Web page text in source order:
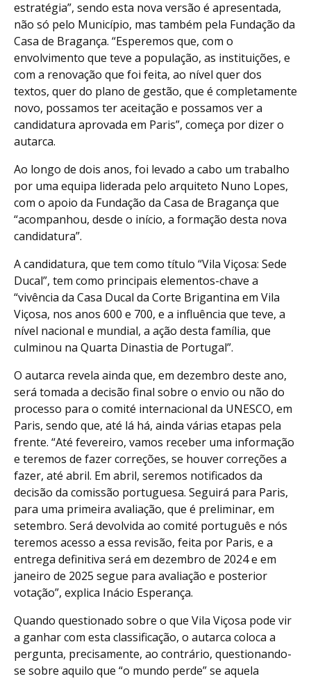
estratégia”, sendo esta nova versão é apresentada,
não só pelo Município, mas também pela Fundação da
Casa de Bragança. “Esperemos que, com o
envolvimento que teve a população, as instituições, e
com a renovação que foi feita, ao nível quer dos
textos, quer do plano de gestão, que é completamente
novo, possamos ter aceitação e possamos ver a
candidatura aprovada em Paris”, começa por dizer o
autarca.
Ao longo de dois anos, foi levado a cabo um trabalho
por uma equipa liderada pelo arquiteto Nuno Lopes,
com o apoio da Fundação da Casa de Bragança que
“acompanhou, desde o início, a formação desta nova
candidatura”.
A candidatura, que tem como título “Vila Viçosa: Sede
Ducal”, tem como principais elementos-chave a
“vivência da Casa Ducal da Corte Brigantina em Vila
Viçosa, nos anos 600 e 700, e a influência que teve, a
nível nacional e mundial, a ação desta família, que
culminou na Quarta Dinastia de Portugal”.
O autarca revela ainda que, em dezembro deste ano,
será tomada a decisão final sobre o envio ou não do
processo para o comité internacional da UNESCO, em
Paris, sendo que, até lá há, ainda várias etapas pela
frente. “Até fevereiro, vamos receber uma informação
e teremos de fazer correções, se houver correções a
fazer, até abril. Em abril, seremos notificados da
decisão da comissão portuguesa. Seguirá para Paris,
para uma primeira avaliação, que é preliminar, em
setembro. Será devolvida ao comité português e nós
teremos acesso a essa revisão, feita por Paris, e a
entrega definitiva será em dezembro de 2024 e em
janeiro de 2025 segue para avaliação e posterior
votação”, explica Inácio Esperança.
Quando questionado sobre o que Vila Viçosa pode vir
a ganhar com esta classificação, o autarca coloca a
pergunta, precisamente, ao contrário, questionando-
se sobre aquilo que “o mundo perde” se aquela